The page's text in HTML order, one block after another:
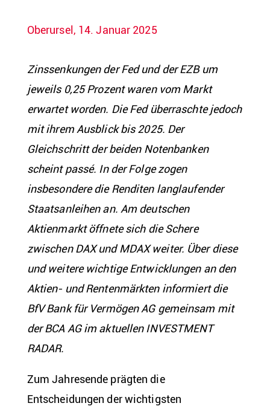
Oberursel, 14. Januar 2025
Zinssenkungen der Fed und der EZB um
jeweils 0,25 Prozent waren vom Markt
erwartet worden. Die Fed überraschte jedoch
mit ihrem Ausblick bis 2025. Der
Gleichschritt der beiden Notenbanken
scheint passé. In der Folge zogen
insbesondere die Renditen langlaufender
Staatsanleihen an. Am deutschen
Aktienmarkt öffnete sich die Schere
zwischen DAX und MDAX weiter. Über diese
und weitere wichtige Entwicklungen an den
Aktien- und Rentenmärkten informiert die
BfV Bank für Vermögen AG gemeinsam mit
der BCA AG im aktuellen INVESTMENT
RADAR.
Zum Jahresende prägten die
Entscheidungen der wichtigsten